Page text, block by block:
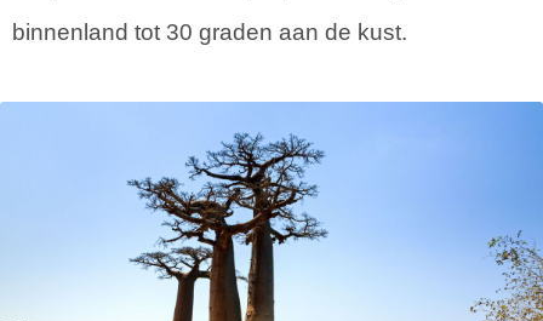
binnenland tot 30 graden aan de kust.